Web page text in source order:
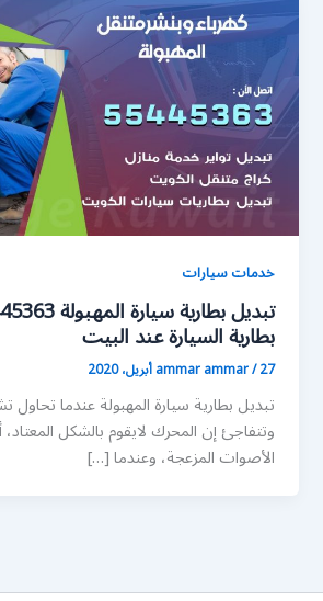
خدمات سيارات
بطارية السيارة عند البيت
ammar ammar/27 أبريل، 2020
تبديل بطارية سيارة المهبولة عندما
وتتفاجئ إن المحرك لايقوم بالشكل
الأصوات المزعجة، وعندما […]